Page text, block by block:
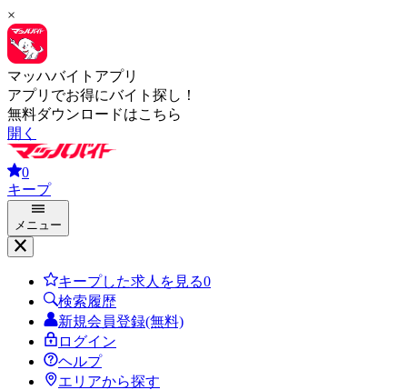
×
マッハバイトアプリ
アプリでお得にバイト探し！
無料ダウンロードはこちら
開く
0
キープ
メニュー
キープした求人を見る0
検索履歴
新規会員登録(無料)
ログイン
ヘルプ
エリアから探す